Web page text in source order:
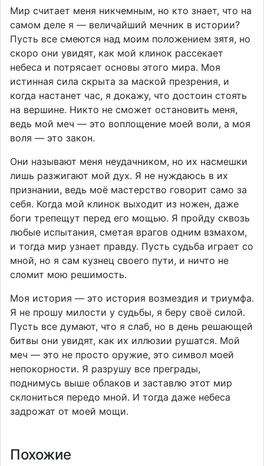
Мир считает меня никчемным, но кто знает, что на
самом деле я — величайший мечник в истории?
Пусть все смеются над моим положением зятя, но
скоро они увидят, как мой клинок рассекает
небеса и потрясает основы этого мира. Моя
истинная сила скрыта за маской презрения, и
когда настанет час, я докажу, что достоин стоять
на вершине. Никто не сможет остановить меня,
ведь мой меч — это воплощение моей воли, а моя
воля — это закон.
Они называют меня неудачником, но их насмешки
лишь разжигают мой дух. Я не нуждаюсь в их
признании, ведь моё мастерство говорит само за
себя. Когда мой клинок выходит из ножен, даже
боги трепещут перед его мощью. Я пройду сквозь
любые испытания, сметая врагов одним взмахом,
и тогда мир узнает правду. Пусть судьба играет со
мной, но я сам кузнец своего пути, и ничто не
сломит мою решимость.
Моя история — это история возмездия и триумфа.
Я не прошу милости у судьбы, я беру своё силой.
Пусть все думают, что я слаб, но в день решающей
битвы они увидят, как их иллюзии рушатся. Мой
меч — это не просто оружие, это символ моей
непокорности. Я разрушу все преграды,
поднимусь выше облаков и заставлю этот мир
склониться передо мной. И тогда даже небеса
задрожат от моей мощи.
Похожие